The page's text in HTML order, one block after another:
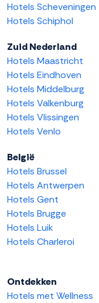
Hotels Scheveningen
Hotels Schiphol
Zuid Nederland
Hotels Maastricht
Hotels Eindhoven
Hotels Middelburg
Hotels Valkenburg
Hotels Vlissingen
Hotels Venlo
België
Hotels Brussel
Hotels Antwerpen
Hotels Gent
Hotels Brugge
Hotels Luik
Hotels Charleroi
Ontdekken
Hotels met Wellness